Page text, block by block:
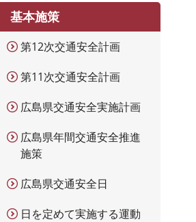
基本施策
第12次交通安全計画
第11次交通安全計画
広島県交通安全実施計画
広島県年間交通安全推進
施策
広島県交通安全日
日を定めて実施する運動